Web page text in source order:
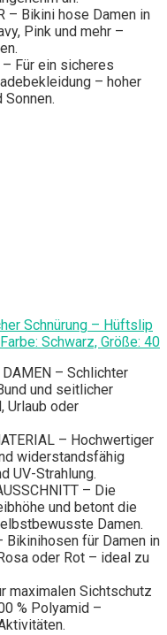
– Bikini hose Damen in
Pink und mehr –
– Für ein sicheres
– hoher
Schnürung – Hüftslip
Schwarz, Größe: 40
DAMEN – Schlichter
und seitlicher
Urlaub oder
– Hochwertiger
widerstandsfähig
UV-Strahlung.
– Die
und betont die
Damen.
Bikinihosen für Damen in
oder Rot – ideal zu
maximalen Sichtschutz
% Polyamid –